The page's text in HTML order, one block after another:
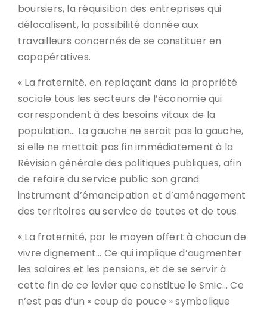
boursiers, la réquisition des entreprises qui
délocalisent, la possibilité donnée aux
travailleurs concernés de se constituer en
copopératives.
« La fraternité, en replaçant dans la propriété
sociale tous les secteurs de l’économie qui
correspondent à des besoins vitaux de la
population… La gauche ne serait pas la gauche,
si elle ne mettait pas fin immédiatement à la
Révision générale des politiques publiques, afin
de refaire du service public son grand
instrument d’émancipation et d’aménagement
des territoires au service de toutes et de tous.
« La fraternité, par le moyen offert à chacun de
vivre dignement… Ce qui implique d’augmenter
les salaires et les pensions, et de se servir à
cette fin de ce levier que constitue le Smic… Ce
n’est pas d’un « coup de pouce » symbolique